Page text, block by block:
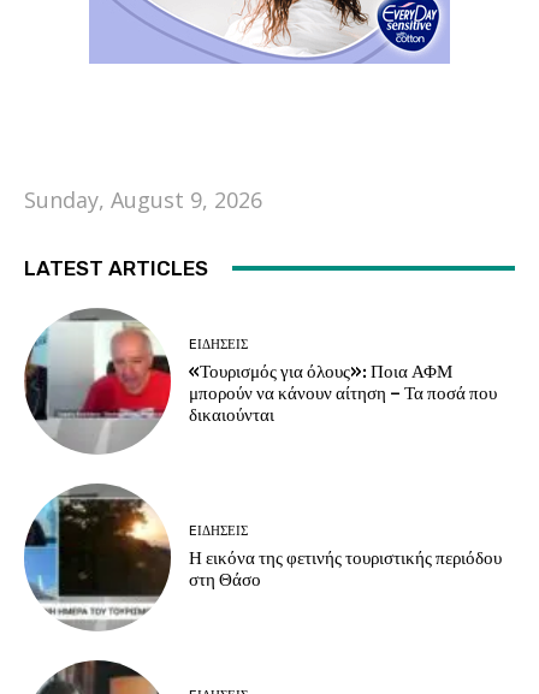
Sunday, August 9, 2026
LATEST ARTICLES
EΙΔΗΣΕΙΣ
«Τουρισμός για όλους»: Ποια ΑΦΜ
μπορούν να κάνουν αίτηση – Τα ποσά που
δικαιούνται
EΙΔΗΣΕΙΣ
Η εικόνα της φετινής τουριστικής περιόδου
στη Θάσο